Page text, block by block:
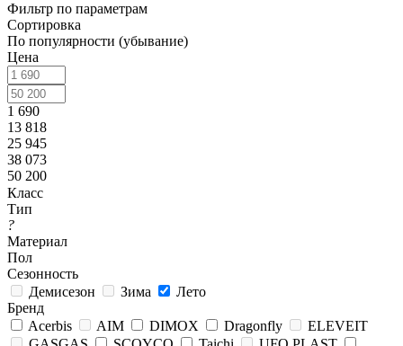
Фильтр по параметрам
Сортировка
По популярности (убывание)
Цена
1 690
13 818
25 945
38 073
50 200
Класс
Тип
?
Материал
Пол
Сезонность
Демисезон
Зима
Лето
Бренд
Acerbis
AIM DIMOX Dragonfly
ELEVEIT